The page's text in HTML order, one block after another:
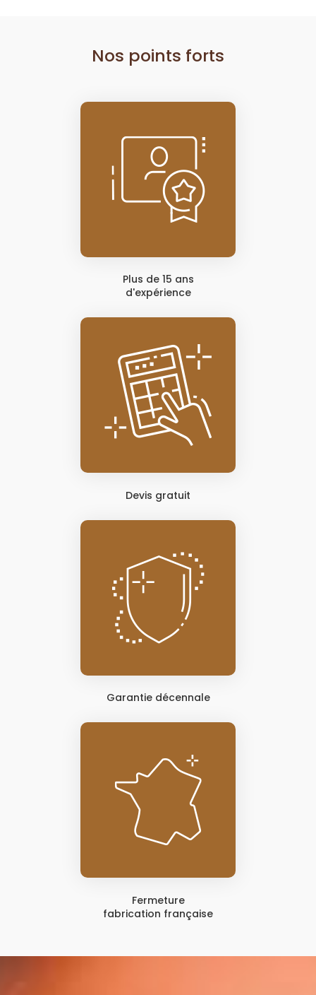
Nos points forts
Plus de 15 ans
d'expérience
Devis gratuit
Garantie décennale
Fermeture
fabrication française